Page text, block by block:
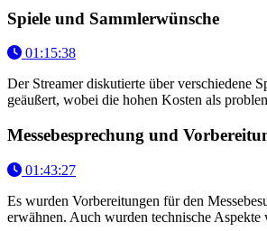
Spiele und Sammlerwünsche
01:15:38
Der Streamer diskutierte über verschiedene
geäußert, wobei die hohen Kosten als
Messebesprechung und
01:43:27
Es wurden Vorbereitungen für den
erwähnen. Auch wurden technische